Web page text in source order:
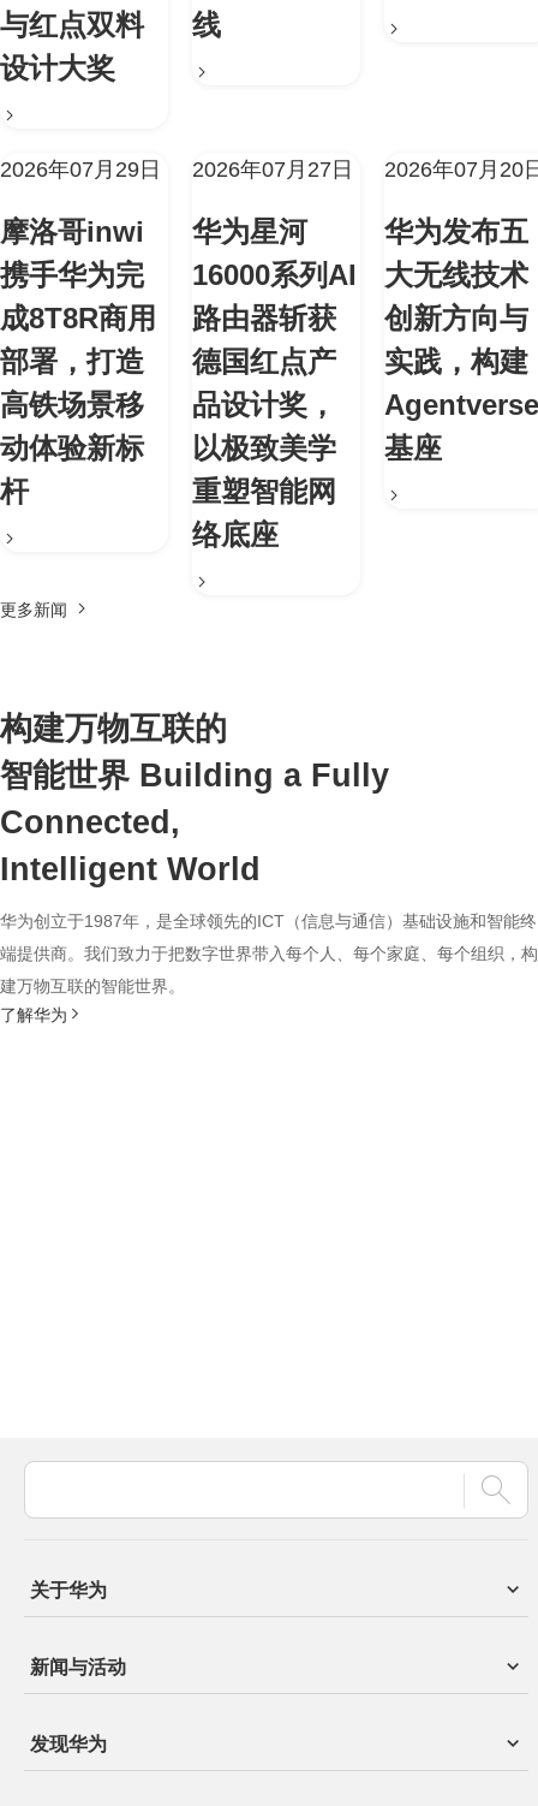
与红点双料
设计大奖
线
2026年07月29日
摩洛哥inwi
携手华为完
成8T8R商用
部署，打造
高铁场景移
动体验新标
杆
2026年07月27日
华为星河
16000系列AI
路由器斩获
德国红点产
品设计奖，
以极致美学
重塑智能网
络底座
2026年07月20
华为发布五
大无线技术
创新方向与
实践，构建
Agentverse
基座
更多新闻
构建万物互联的
智能世界 Building a Fully
Connected,
Intelligent World
华为创立于1987年，是全球领先的ICT（信息与通信）基础设施和智能终
端提供商。我们致力于把数字世界带入每个人、每个家庭、每个组织，构
建万物互联的智能世界。
了解华为
关于华为
新闻与活动
发现华为